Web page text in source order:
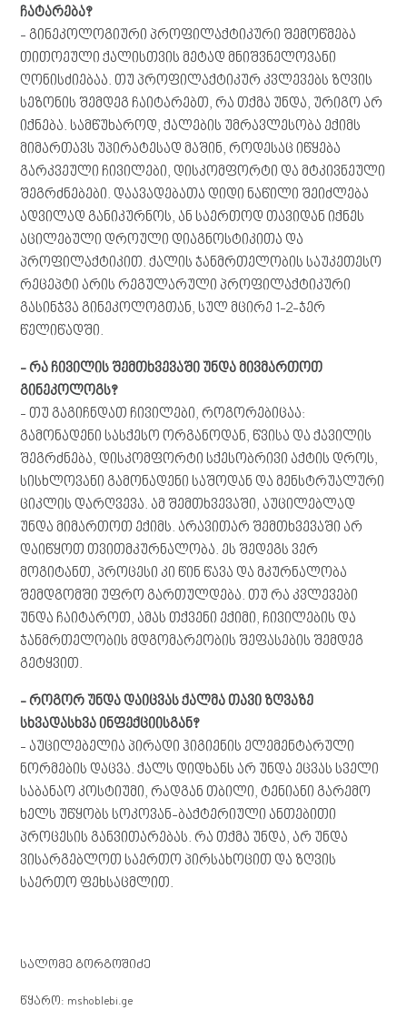
ჩატარება?
- გინეკოლოგიური პროფილაქტიკური შემოწმება
თითოეული ქალისთვის მეტად მნიშვნელოვანი
ღონისძიებაა. თუ პროფილაქტიკურ კვლევებს ზღვის
სეზონის შემდეგ ჩაიტარებთ, რა თქმა უნდა, ურიგო არ
იქნება. სამწუხაროდ, ქალების უმრავლესობა ექიმს
მიმართავს უპირატესად მაშინ, როდესაც იწყება
გარკვეული ჩივილები, დისკომფორტი და მტკივნეული
შეგრძნებები. დაავადებათა დიდი ნაწილი შეიძლება
ადვილად განიკურნოს, ან საერთოდ თავიდან იქნეს
აცილებული დროული დიაგნოსტიკითა და
პროფილაქტიკით. ქალის ჯანმრთელობის საუკეთესო
რეცეპტი არის რეგულარული პროფილაქტიკური
გასინჯვა გინეკოლოგთან, სულ მცირე 1-2-ჯერ
წელიწადში.
- რაჩივილისშემთხვევაში უნდამივმართოთ
გინეკოლოგს?
- თუ გაგიჩნდათ ჩივილები, როგორებიცაა:
გამონადენი სასქესო ორგანოდან, წვისა და ქავილის
შეგრძნება, დისკომფორტი სქესობრივი აქტის დროს,
სისხლოვანი გამონადენი საშოდან და მენსტრუალური
ციკლის დარღვევა. ამ შემთხვევაში, აუცილებლად
უნდა მიმართოთ ექიმს. არავითარ შემთხვევაში არ
დაიწყოთ თვითმკურნალობა. ეს შედეგს ვერ
მოგიტანთ, პროცესი კი წინ წავა და მკურნალობა
შემდგომში უფრო გართულდება. თუ რა კვლევები
უნდა ჩაიტაროთ, ამას თქვენი ექიმი, ჩივილების და
ჯანმრთელობის მდგომარეობის შეფასების შემდეგ
გეტყვით.
- როგორ უნდადაიცვასქალმათავი ზღვაზე
სხვადასხვაინფექციისგან?
- აუცილებელია პირადი ჰიგიენის ელემენტარული
ნორმების დაცვა. ქალს დიდხანს არ უნდა ეცვას სველი
საბანაო კოსტიუმი, რადგან თბილი, ტენიანი გარემო
ხელს უწყობს სოკოვან-ბაქტერიული ანთებითი
პროცესის განვითარებას. რა თქმა უნდა, არ უნდა
ვისარგებლოთ საერთო პირსახოცით და ზღვის
საერთო ფეხსაცმლით.
სალომე გორგოშიძე
წყარო: mshoblebi.ge